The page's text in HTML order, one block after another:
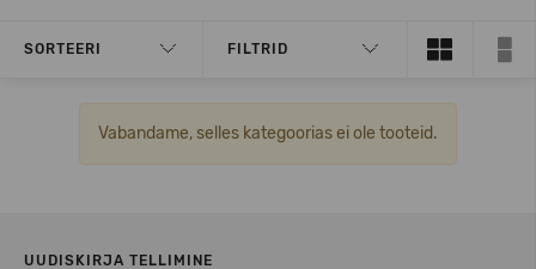
SORTEERI FILTRID
Vabandame, selles kategoorias ei ole tooteid.
UUDISKIRJA TELLIMINE